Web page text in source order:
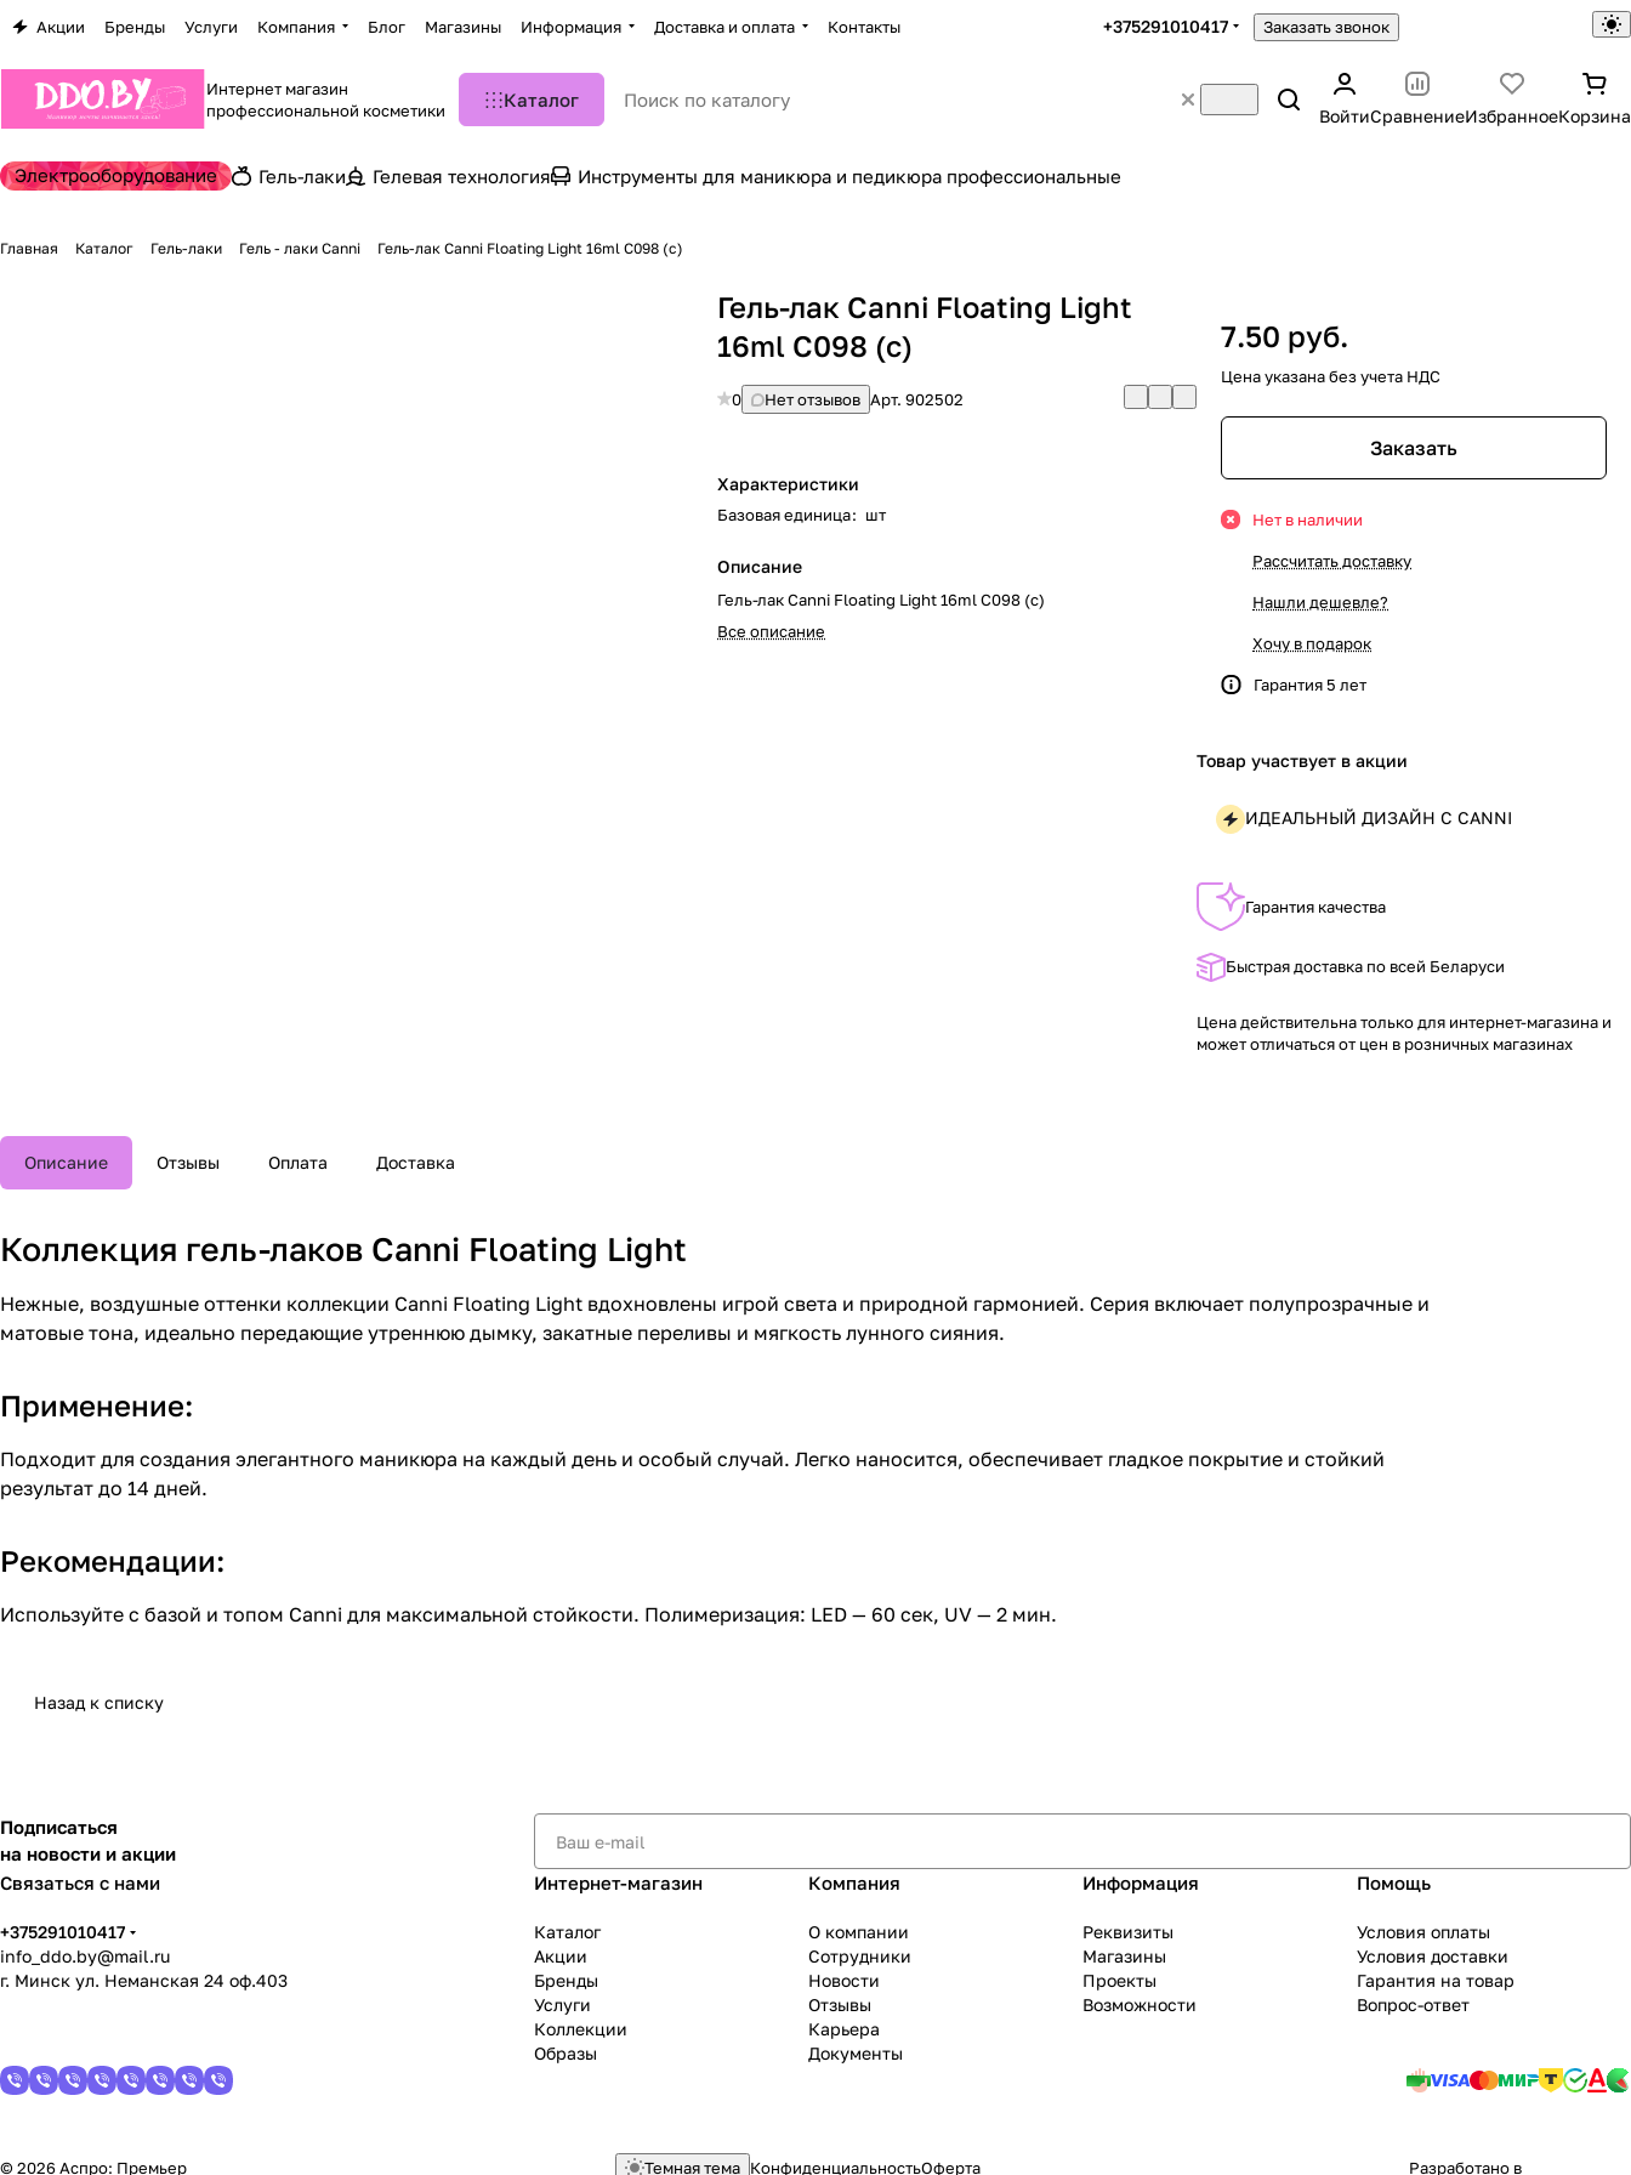
Акции Бренды Услуги Компания Блог Магазины Информация Доставка и оплата Контакты +375291010417 Заказать звонок
Интернет магазин
профессиональной косметики
Каталог
ВойтиСравнениеИзбранноеКорзина
Электрооборудование Гель-лаки Гелевая технология Инструменты для маникюра и педикюра профессиональные
Главная Каталог Гель-лаки Гель - лаки Canni Гель-лак Canni Floating Light 16ml C098 (с)
Гель-лак Canni Floating Light
16ml C098 (с)
0 Нет отзывов Арт.902502
Характеристики
Базовая единица: шт
Описание
Гель-лак Canni Floating Light 16ml C098 (с)
Все описание
7.50 руб.
Цена указана без учета НДС
Заказать
Нет в наличии
Рассчитать доставку
Нашли дешевле?
Хочу в подарок
Гарантия 5 лет
Товар участвует в акции
ИДЕАЛЬНЫЙ ДИЗАЙН С CANNI
Гарантия качества
Быстрая доставка по всей Беларуси
Цена действительна только для интернет-магазина и
может отличаться от цен в розничных магазинах
Описание Отзывы Оплата Доставка
Коллекция гель-лаков Canni Floating Light
Нежные, воздушные оттенки коллекции Canni Floating Light вдохновлены игрой света и природной гармонией. Серия включает полупрозрачные и
матовые тона, идеально передающие утреннюю дымку, закатные переливы и мягкость лунного сияния.
Применение:
Подходит для создания элегантного маникюра на каждый день и особый случай. Легко наносится, обеспечивает гладкое покрытие и стойкий
результат до 14 дней.
Рекомендации:
Используйте с базой и топом Canni для максимальной стойкости. Полимеризация: LED — 60 сек, UV — 2 мин.
Назад к списку
Подписаться
на новости и акции
Связаться с нами
+375291010417
info_ddo.by@mail.ru
г. Минск ул. Неманская 24 оф.403
Интернет-магазин
Каталог
Акции
Бренды
Услуги
Коллекции
Образы
Компания
О компании
Сотрудники
Новости
Отзывы
Карьера
Документы
Информация
Реквизиты
Магазины
Проекты
Возможности
Помощь
Условия оплаты
Условия доставки
Гарантия на товар
Вопрос-ответ
© 2026 Аспро: Премьер Темная тема КонфиденциальностьОферта Разработано в